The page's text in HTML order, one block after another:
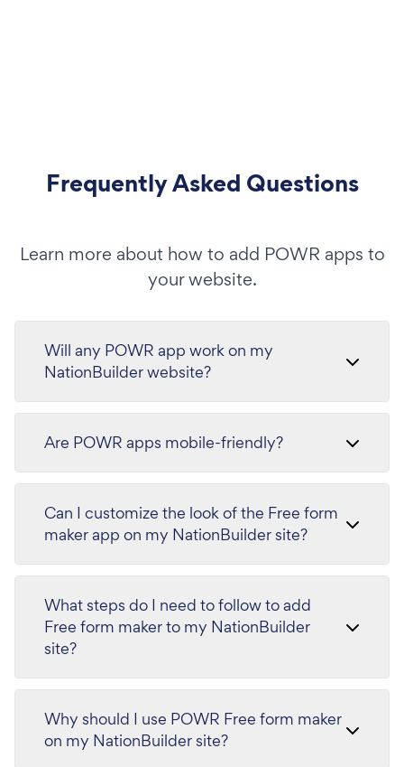
Frequently Asked Questions
Learn more about how to add POWR apps to
your website.
Will any POWR app work on my
NationBuilder website?
Are POWR apps mobile-friendly?
Can I customize the look of the Free form
maker app on my NationBuilder site?
What steps do I need to follow to add
Free form maker to my NationBuilder
site?
Why should I use POWR Free form maker
on my NationBuilder site?